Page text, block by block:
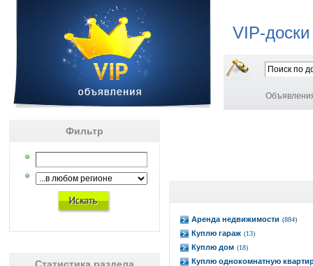
VIP-
Фильтр
Аренда недвижимости (884)
Куплю гараж (13)
Куплю дом (18)
Куплю однокомнатную